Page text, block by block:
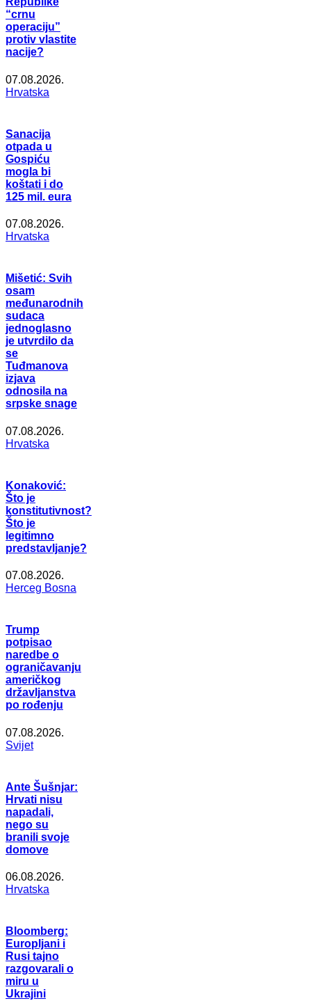
“crnu
operaciju”
protiv vlastite
nacije?
07.08.2026.
Hrvatska
Sanacija
otpada u
Gospiću
mogla bi
koštati i do
125 mil. eura
07.08.2026.
Hrvatska
Mišetić: Svih
osam
međunarodnih
sudaca
jednoglasno
je utvrdilo da
se
Tuđmanova
izjava
odnosila na
srpske snage
07.08.2026.
Hrvatska
Konaković:
Što je
konstitutivnost?
Što je
legitimno
predstavljanje?
07.08.2026.
Herceg Bosna
Trump
potpisao
naredbe o
ograničavanju
američkog
državljanstva
po rođenju
07.08.2026.
Svijet
Ante Šušnjar:
Hrvati nisu
napadali,
nego su
branili svoje
domove
06.08.2026.
Hrvatska
Bloomberg:
Europljani i
Rusi tajno
razgovarali o
miru u
Ukrajini